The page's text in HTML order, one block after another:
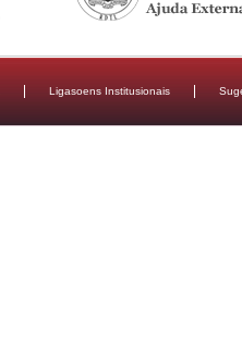
Ligasoens Institusionais